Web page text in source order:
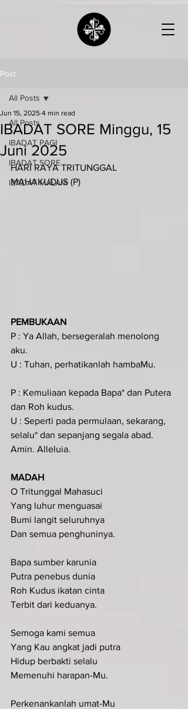
Post
All Posts
IBADAT PAGI
IBADAT SORE
IBADAT MALAM
All Posts
IBADAT SORE Minggu, 15
Juni 2025
Jun 15, 2025 4 min read
HARI RAYA TRITUNGGAL
MAHAKUDUS (P)
PEMBUKAAN
P : Ya Allah, bersegeralah menolong
aku.
U : Tuhan, perhatikanlah hambaMu.
P : Kemuliaan kepada Bapa* dan Putera
dan Roh kudus.
U : Seperti pada permulaan, sekarang,
selalu* dan sepanjang segala abad.
Amin. Alleluia.
MADAH
O Tritunggal Mahasuci
Yang luhur menguasai
Bumi langit seluruhnya
Dan semua penghuninya.
Bapa sumber karunia
Putra penebus dunia
Roh Kudus ikatan cinta
Terbit dari keduanya.
Semoga kami semua
Yang Kau angkat jadi putra
Hidup berbakti selalu
Memenuhi harapan-Mu.
Perkenankanlah umat-Mu